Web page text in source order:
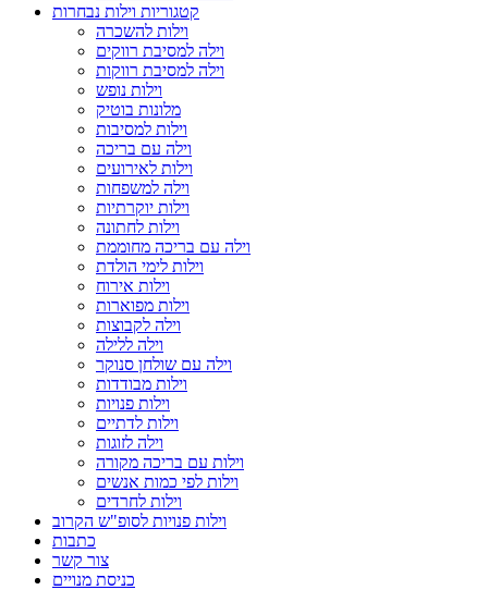
קטגוריות וילות נבחרות
וילות להשכרה
וילה למסיבת רווקים
וילה למסיבת רווקות
וילות נופש
מלונות בוטיק
וילות למסיבות
וילה עם בריכה
וילות לאירועים
וילה למשפחות
וילות יוקרתיות
וילות לחתונה
וילה עם בריכה מחוממת
וילות לימי הולדת
וילות אירוח
וילות מפוארות
וילה לקבוצות
וילה ללילה
וילה עם שולחן סנוקר
וילות מבודדות
וילות פנויות
וילות לדתיים
וילה לזוגות
וילות עם בריכה מקורה
וילות לפי כמות אנשים
וילות לחרדים
וילות פנויות לסופ"ש הקרוב
כתבות
צור קשר
כניסת מנויים